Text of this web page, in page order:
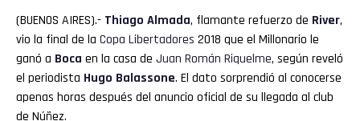
(BUENOS AIRES).- Thiago Almada, flamante refuerzo de River,
vio la final de la Copa Libertadores 2018 que el Millonario le
ganó a Boca en la casa de Juan Román Riquelme, según reveló
el periodista Hugo Balassone. El dato sorprendió al conocerse
apenas horas después del anuncio oficial de su llegada al club
de Núñez.